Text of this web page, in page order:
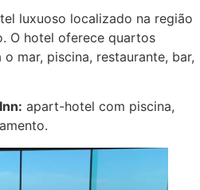
luxuoso localizado na região
O hotel oferece quartos
mar, piscina, restaurante, bar,
apart-hotel com piscina,